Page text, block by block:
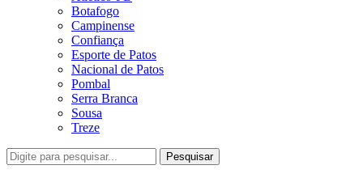
Botafogo
Campinense
Confiança
Esporte de Patos
Nacional de Patos
Pombal
Serra Branca
Sousa
Treze
Pesquisar